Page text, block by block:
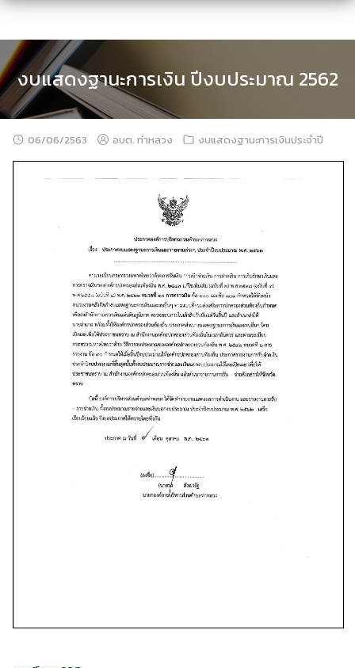
Skip
content
งบแสดงฐานะการเงิน ปีงบประมาณ 2562
06/06/2563 อบต. ท่าหลวง งบแสดงฐานะการเงินประจำปี